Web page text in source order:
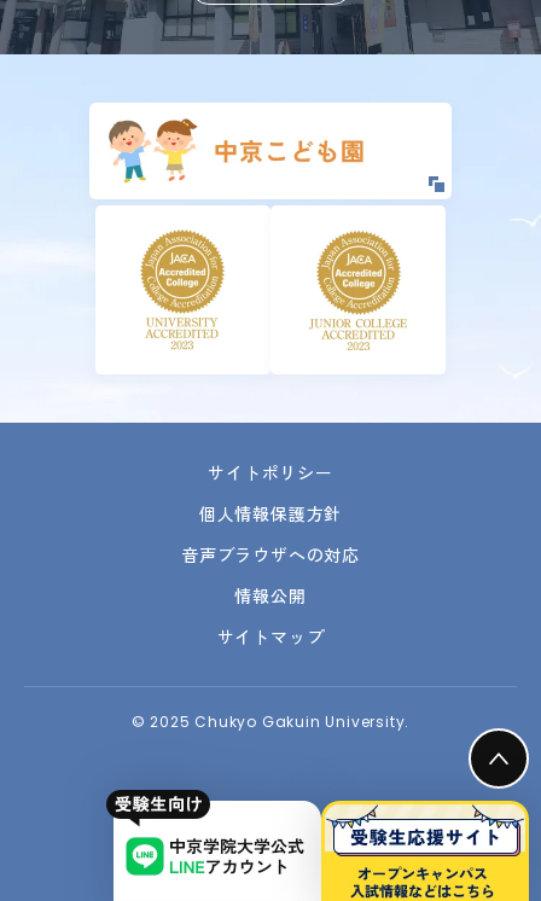
サイトポリシー
個人情報保護方針
音声ブラウザへの対応
情報公開
サイトマップ
© 2025 Chukyo Gakuin University.